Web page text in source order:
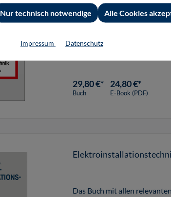
Aufgaben und Lösungen
Fit für die Prüfung: In Bezug
Elektrotechnik" geben über
29,80 €*
Buch
24,80 €*
E-Book (PDF)
Das Buch mit allen
Nur technisch notwendige Alle Cookies
Impressum Datenschutz